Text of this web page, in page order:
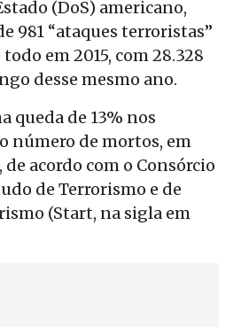
(DoS) americano,
981 “ataques terroristas”
em 2015, com 28.328
desse mesmo ano.
queda de 13% nos
número de mortos, em
de acordo com o Consórcio
de Terrorismo e de
(Start, na sigla em